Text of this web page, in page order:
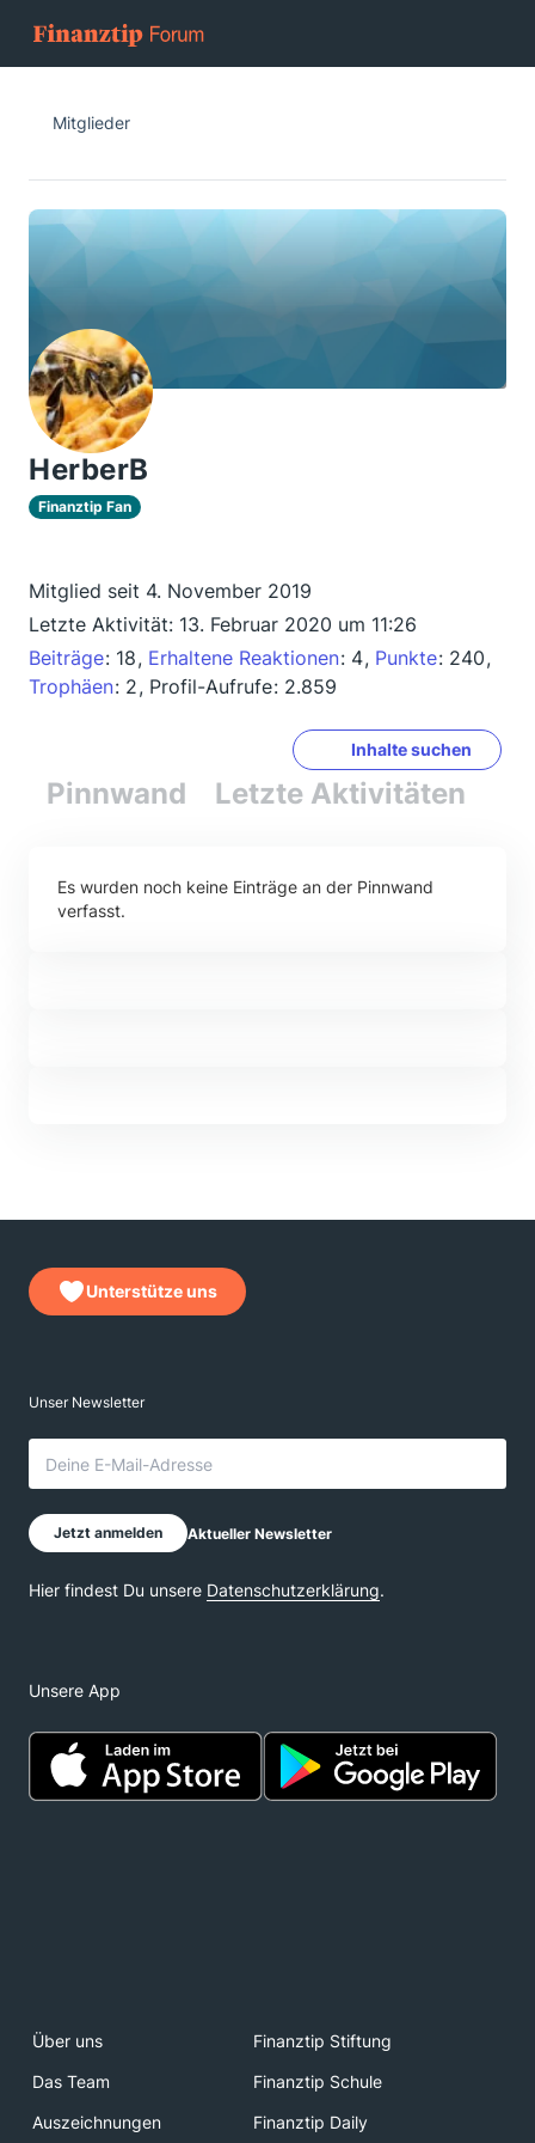
Mitglieder
HerberB
Finanztip Fan
Mitglied seit 4. November 2019
Letzte Aktivität: 13. Februar 2020 um 11:26
Beiträge 18 Erhaltene Reaktionen 4 Punkte 240
Trophäen 2 Profil-Aufrufe 2.859
Inhalte suchen
Pinnwand Letzte Aktivitäten
Es wurden noch keine Einträge an der Pinnwand
verfasst.
Unterstütze uns
Unsere App
Über uns
Finanztip Stiftung
Das Team
Finanztip Schule
Auszeichnungen
Finanztip Daily